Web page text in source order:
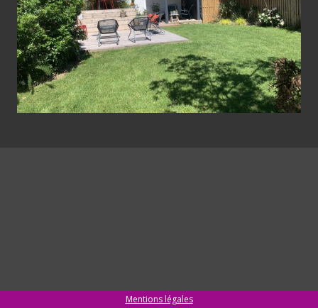
Mentions légales